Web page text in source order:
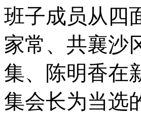
班子成员从四
家常、共襄沙
集、陈明香在
集会长为当选